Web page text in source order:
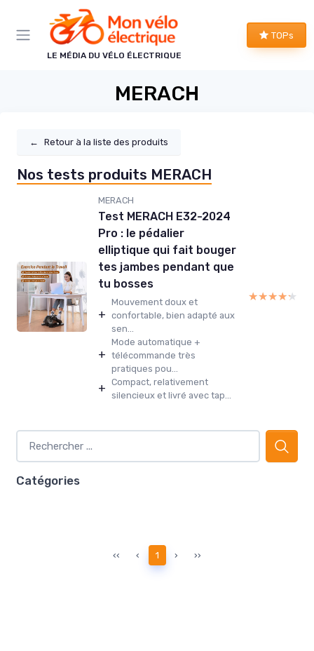
LE MÉDIA DU VÉLO ÉLECTRIQUE
TOPs
MERACH
← Retour à la liste des produits
Nos tests produits MERACH
MERACH
Test MERACH E32-2024
Pro : le pédalier
elliptique qui fait bouger
tes jambes pendant que
tu bosses
+
Mouvement doux et
confortable, bien adapté aux
sen...
+
Mode automatique +
télécommande très
pratiques pou...
+ Compact, relativement
silencieux et livré avec tap...
★★★★★
★★★★★
Catégories
‹‹ ‹ 1 › ››
Panneau de gestion des cookies